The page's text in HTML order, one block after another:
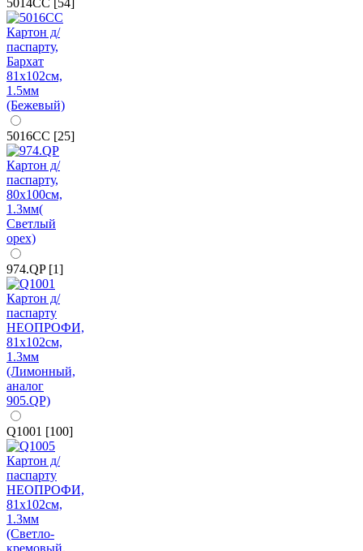
5016CC [25]
974.QP [1]
Q1001 [100]